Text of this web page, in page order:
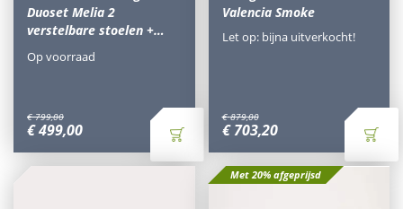
Duoset Melia 2
verstelbare stoelen +…
€ 799,00
€499,00
Op voorraad
Valencia Smoke
€ 879,00
€ 703,20
Let op: bijna uitverkocht!
Met 20% afgeprijsd